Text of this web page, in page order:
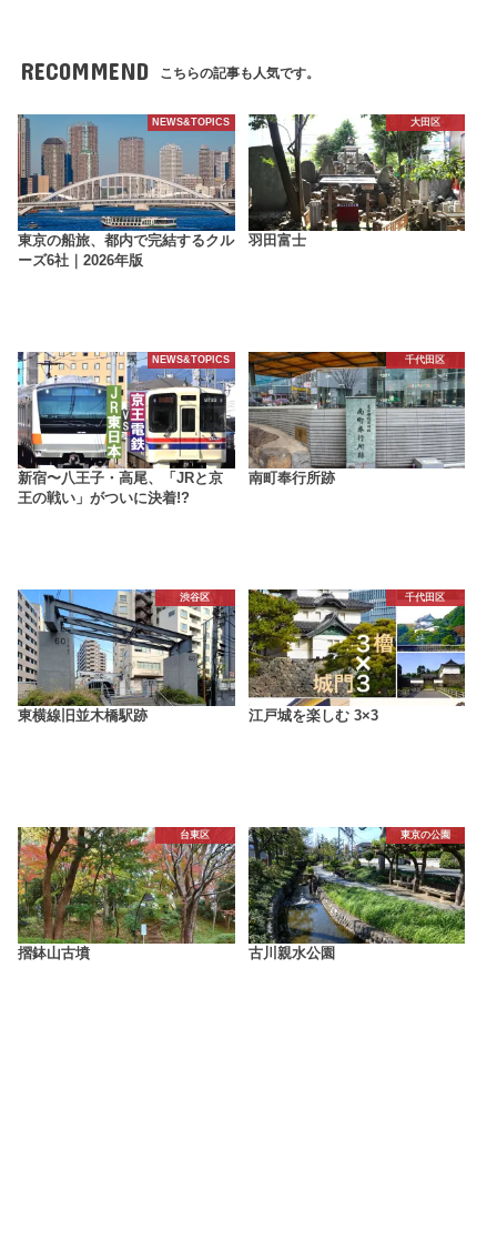
RECOMMEND こちらの記事も人気です。
NEWS&TOPICS
東京の船旅、都内で完結するクル
ーズ6社｜2026年版
大田区
羽田富士
NEWS&TOPICS
新宿〜八王子・高尾、「JRと京
王の戦い」がついに決着!?
千代田区
南町奉行所跡
渋谷区
東横線旧並木橋駅跡
千代田区
江戸城を楽しむ 3×3
台東区
摺鉢山古墳
東京の公園
古川親水公園